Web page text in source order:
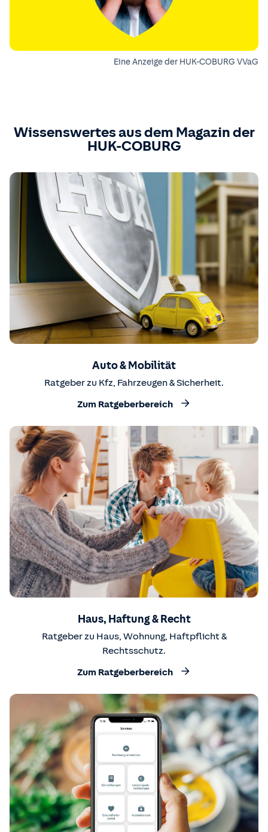
Eine Anzeige der HUK-COBURG VVaG
Wissenswertes aus dem Magazin der
HUK-COBURG
Auto & Mobilität
Ratgeber zu Kfz, Fahrzeugen & Sicherheit.
Zum Ratgeberbereich
Haus, Haftung & Recht
Ratgeber zu Haus, Wohnung, Haftpflicht &
Rechtsschutz.
Zum Ratgeberbereich